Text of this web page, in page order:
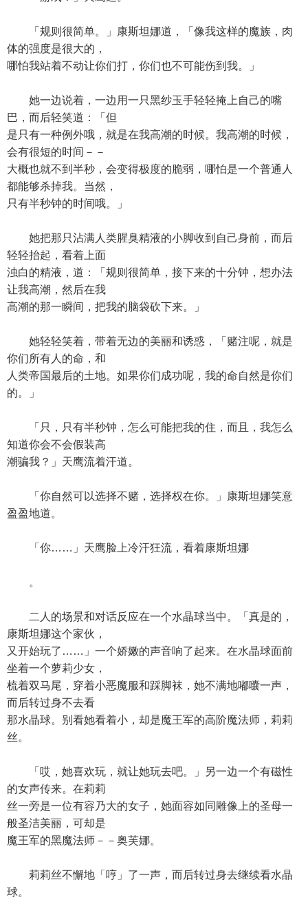
「规则很简单。」康斯坦娜道，「像我这样的魔族，肉
体的强度是很大的，
哪怕我站着不动让你们打，你们也不可能伤到我。」
她一边说着，一边用一只黑纱玉手轻轻掩上自己的嘴
巴，而后轻笑道：「但
是只有一种例外哦，就是在我高潮的时候。我高潮的时候，
会有很短的时间－－
大概也就不到半秒，会变得极度的脆弱，哪怕是一个普通人
都能够杀掉我。当然，
只有半秒钟的时间哦。」
她把那只沾满人类腥臭精液的小脚收到自己身前，而后
轻轻抬起，看着上面
浊白的精液，道：「规则很简单，接下来的十分钟，想办法
让我高潮，然后在我
高潮的那一瞬间，把我的脑袋砍下来。」
她轻轻笑着，带着无边的美丽和诱惑，「赌注呢，就是
你们所有人的命，和
人类帝国最后的土地。如果你们成功呢，我的命自然是你们
的。」
「只，只有半秒钟，怎么可能把我的住，而且，我怎么
知道你会不会假装高
潮骗我？」天鹰流着汗道。
「你自然可以选择不赌，选择权在你。」康斯坦娜笑意
盈盈地道。
「你……」天鹰脸上冷汗狂流，看着康斯坦娜
。
二人的场景和对话反应在一个水晶球当中。「真是的，
康斯坦娜这个家伙，
又开始玩了……」一个娇嫩的声音响了起来。在水晶球面前
坐着一个萝莉少女，
梳着双马尾，穿着小恶魔服和踩脚袜，她不满地嘟囔一声，
而后转过身不去看
那水晶球。别看她看着小，却是魔王军的高阶魔法师，莉莉
丝。
「哎，她喜欢玩，就让她玩去吧。」另一边一个有磁性
的女声传来。在莉莉
丝一旁是一位有容乃大的女子，她面容如同雕像上的圣母一
般圣洁美丽，可却是
魔王军的黑魔法师－－奥芙娜。
莉莉丝不懈地「哼」了一声，而后转过身去继续看水晶
球。